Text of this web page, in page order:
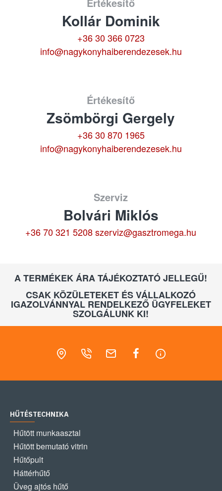
Kollár Dominik
+36 30 366 0723
info@nagykonyhaiberendezesek.hu
Értékesítő
Zsömbörgi Gergely
+36 30 870 1965
info@nagykonyhaiberendezesek.hu
Szerviz
Bolvári Miklós
+36 70 321 5208 szerviz@gasztromega.hu
A TERMÉKEK ÁRA TÁJÉKOZTATÓ JELLEGŰ!
CSAK KÖZÜLETEKET ÉS VÁLLALKOZÓ
IGAZOLVÁNNYAL RENDELKEZŐ ÜGYFELEKET
SZOLGÁLUNK KI!
HŰTÉSTECHNIKA
Hűtött munkaasztal
Hűtött bemutató vitrin
Hűtőpult
Háttérhűtő
Üveg ajtós hűtő